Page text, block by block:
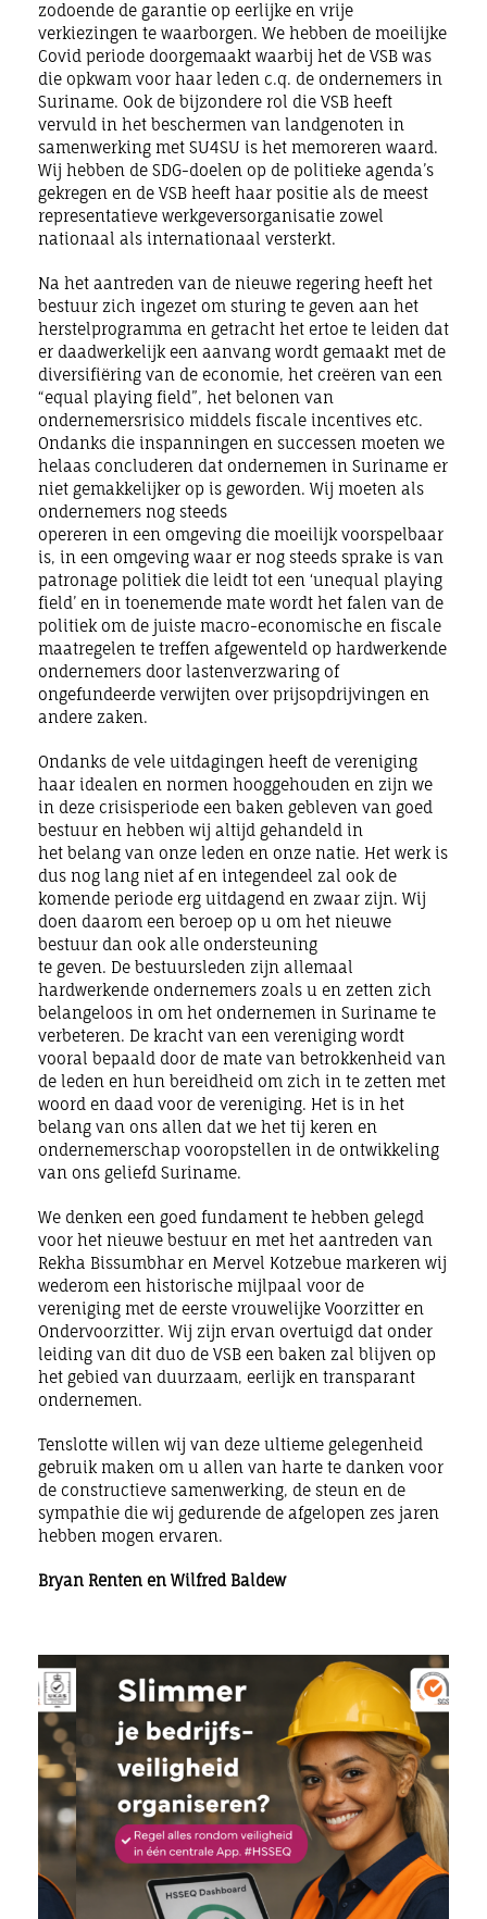
zodoende de garantie op eerlijke en vrije
verkiezingen te waarborgen. We hebben de moeilijke
Covid periode doorgemaakt waarbij het de VSB was
die opkwam voor haar leden c.q. de ondernemers in
Suriname. Ook de bijzondere rol die VSB heeft
vervuld in het beschermen van landgenoten in
samenwerking met SU4SU is het memoreren waard.
Wij hebben de SDG-doelen op de politieke agenda’s
gekregen en de VSB heeft haar positie als de meest
representatieve werkgeversorganisatie zowel
nationaal als internationaal versterkt.
Na het aantreden van de nieuwe regering heeft het
bestuur zich ingezet om sturing te geven aan het
herstelprogramma en getracht het ertoe te leiden dat
er daadwerkelijk een aanvang wordt gemaakt met de
diversifiëring van de economie, het creëren van een
“equal playing field”, het belonen van
ondernemersrisico middels fiscale incentives etc.
Ondanks die inspanningen en successen moeten we
helaas concluderen dat ondernemen in Suriname er
niet gemakkelijker op is geworden. Wij moeten als
ondernemers nog steeds
opereren in een omgeving die moeilijk voorspelbaar
is, in een omgeving waar er nog steeds sprake is van
patronage politiek die leidt tot een ‘unequal playing
field’ en in toenemende mate wordt het falen van de
politiek om de juiste macro-economische en fiscale
maatregelen te treffen afgewenteld op hardwerkende
ondernemers door lastenverzwaring of
ongefundeerde verwijten over prijsopdrijvingen en
andere zaken.
Ondanks de vele uitdagingen heeft de vereniging
haar idealen en normen hooggehouden en zijn we
in deze crisisperiode een baken gebleven van goed
bestuur en hebben wij altijd gehandeld in
het belang van onze leden en onze natie. Het werk is
dus nog lang niet af en integendeel zal ook de
komende periode erg uitdagend en zwaar zijn. Wij
doen daarom een beroep op u om het nieuwe
bestuur dan ook alle ondersteuning
te geven. De bestuursleden zijn allemaal
hardwerkende ondernemers zoals u en zetten zich
belangeloos in om het ondernemen in Suriname te
verbeteren. De kracht van een vereniging wordt
vooral bepaald door de mate van betrokkenheid van
de leden en hun bereidheid om zich in te zetten met
woord en daad voor de vereniging. Het is in het
belang van ons allen dat we het tij keren en
ondernemerschap vooropstellen in de ontwikkeling
van ons geliefd Suriname.
We denken een goed fundament te hebben gelegd
voor het nieuwe bestuur en met het aantreden van
Rekha Bissumbhar en Mervel Kotzebue markeren wij
wederom een historische mijlpaal voor de
vereniging met de eerste vrouwelijke Voorzitter en
Ondervoorzitter. Wij zijn ervan overtuigd dat onder
leiding van dit duo de VSB een baken zal blijven op
het gebied van duurzaam, eerlijk en transparant
ondernemen.
Tenslotte willen wij van deze ultieme gelegenheid
gebruik maken om u allen van harte te danken voor
de constructieve samenwerking, de steun en de
sympathie die wij gedurende de afgelopen zes jaren
hebben mogen ervaren.
Bryan Renten en Wilfred Baldew